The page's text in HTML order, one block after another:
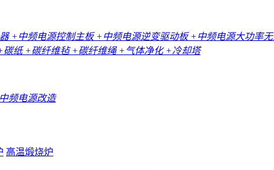
+中频电源控制主板 +中频电源逆变驱动板 +中频电源大功率
碳纸 +碳纤维毡+碳纤维绳 +气体净化+冷却塔
频电源改造
高温煅烧炉